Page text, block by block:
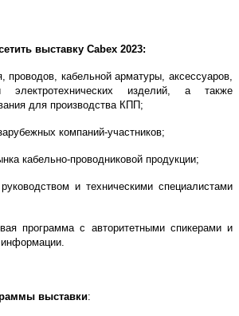
выставку Cabex 2023:
проводов, кабельной арматуры, аксессуаров,
электротехнических изделий, а также
для производства КПП;
компаний-участников;
кабельно-проводниковой продукции;
и техническими специалистами
программа с авторитетными спикерами и
выставки: